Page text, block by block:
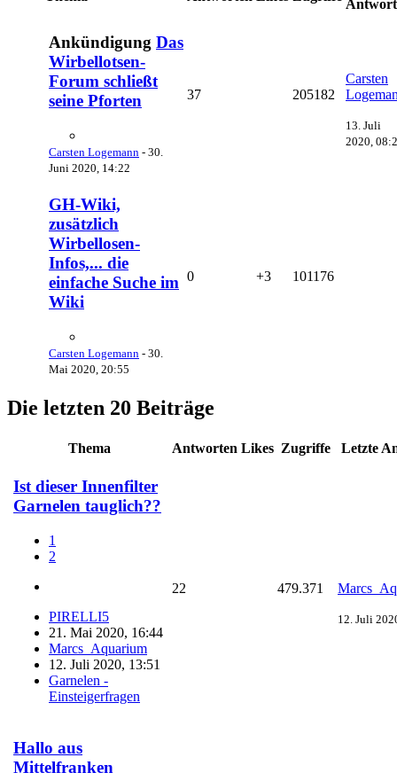
Antwort
Ankündigung Das
Wirbellotsen-
Forum schließt
seine Pforten
Carsten Logemann - 30.
Juni 2020, 14:22
37 205182
Carsten
13. Juli
2020,
GH-Wiki,
zusätzlich
Wirbellosen-
Infos,... die
einfache Suche im
Wiki
Carsten Logemann - 30.
Mai 2020, 20:55
0 +3 101176
Die letzten 20 Beiträge
Thema Antworten Likes Zugriffe Letzte
Ist dieser Innenfilter
Garnelen tauglich??
1
2
PIRELLI5
21. Mai 2020, 16:44
Marcs_Aquarium
12. Juli 2020, 13:51
Garnelen -
Einsteigerfragen
22 479.371
12. Juli
Hallo aus
Mittelfranken